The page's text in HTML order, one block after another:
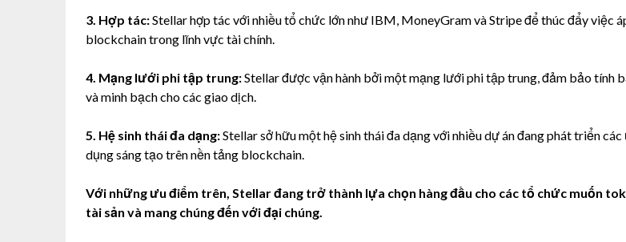
3. Hợp tác:Stellar hợp tác với nhiều tổ chức lớn như IBM, MoneyGram và Stripe để thúc đẩy việc
blockchain trong lĩnh vực tài chính.
4. Mạng lưới phi tập trung:Stellar được vận hành bởi một mạng lưới phi tập trung, đảm bảo tính
và minh bạch cho các giao dịch.
5. Hệ sinh thái đa dạng:Stellar sở hữu một hệ sinh thái đa dạng với nhiều dự án đang phát triển các
dụng sáng tạo trên nền tảng blockchain.
Với những ưu điểm trên, Stellar đang trở thành lựa chọn hàng đầu cho các tổ chức muốn
tài sản và mang chúng đến với đại chúng.